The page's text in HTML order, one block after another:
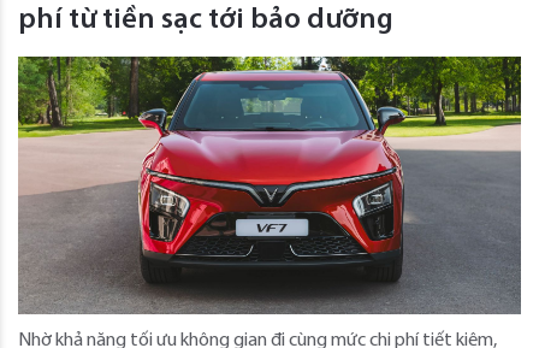
phí từ tiền sạc tới bảo dưỡng
Nhờ khả năng tối ưu không gian đi cùng mức chi phí tiết kiệm,